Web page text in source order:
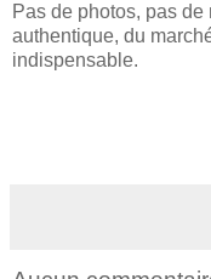
Pas de photos, pas
authentique, du
indispensable.